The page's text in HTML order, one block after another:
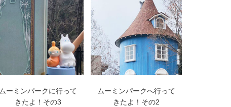
ムーミンパークに行って
きたよ！その3
ムーミンパークへ行って
きたよ！その2